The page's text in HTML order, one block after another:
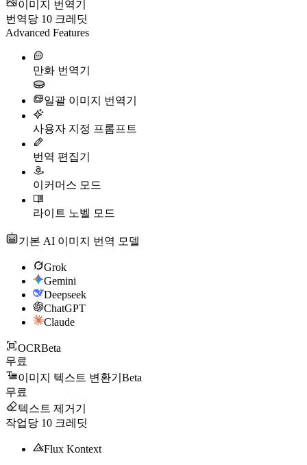
이미지 번역기
번역당 10 크레딧
Advanced Features
만화 번역기
일괄 이미지 번역기
사용자 지정 프롬프트
번역 편집기
이커머스 모드
라이트 노벨 모드
기본 AI 이미지 번역 모델
Grok
Gemini
Deepseek
ChatGPT
Claude
OCRBeta
무료
이미지 텍스트 변환기 Beta
무료
텍스트 제거기
작업당 10 크레딧
Flux Kontext